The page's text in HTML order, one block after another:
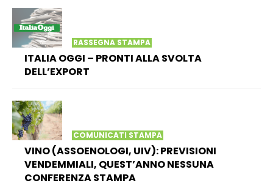
RASSEGNA STAMPA
ITALIA OGGI – PRONTI ALLA SVOLTA
DELL’EXPORT
COMUNICATI STAMPA
VINO (ASSOENOLOGI, UIV): PREVISIONI
VENDEMMIALI, QUEST’ANNO NESSUNA
CONFERENZA STAMPA